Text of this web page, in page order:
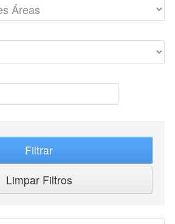
Filtrar
Limpar Filtros